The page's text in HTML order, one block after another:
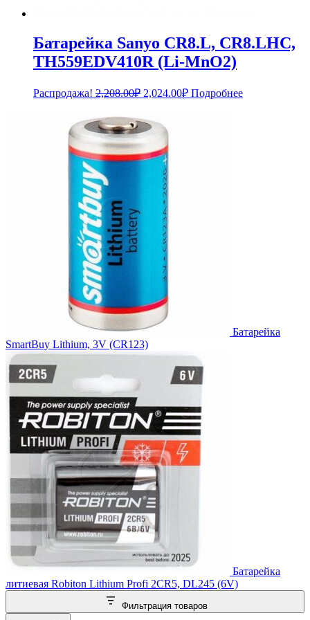
Батарейка Sanyo CR8.L, CR8.LHC,
TH559EDV410R (Li-MnO2)
Распродажа! 2,208.00₽ Первоначальная
2,208.00₽.
2,024.00₽Текущая
цена:
Подробнее
Батарейка
SmartBuy Lithium, 3V (CR123)
Батарейка
литиевая Robiton Lithium Profi 2CR5, DL245 (6V)
Фильтрация товаров